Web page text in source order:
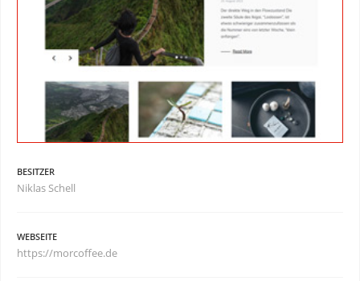
BESITZER
Niklas Schell
WEBSEITE
https://morcoffee.de